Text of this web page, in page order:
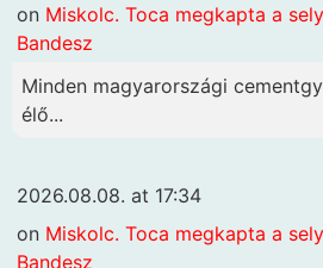
on Miskolc. Toca megkapta a
Bandesz
Minden magyarországi
élő...
2026.08.08. at 17:34
on Miskolc. Toca megkapta a
Bandesz